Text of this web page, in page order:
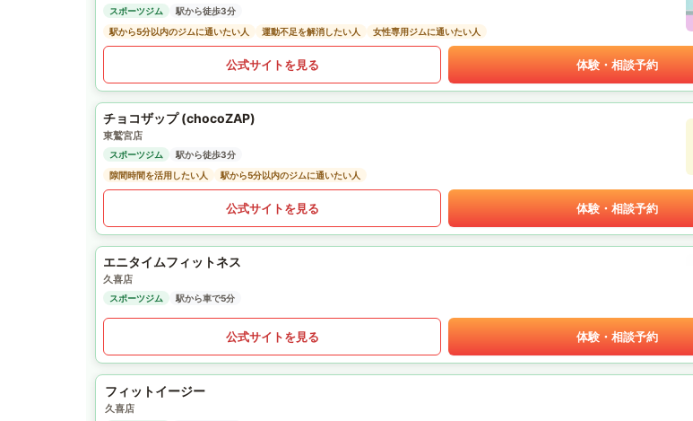
スポーツジム
駅から徒歩3分
駅から5分以内のジムに通いたい人
運動不足を解消したい人 女性専用ジムに通いたい人
公式サイトを見る 体験・相談予約
チョコザップ (chocoZAP)
東鷲宮店
スポーツジム
駅から徒歩3分
隙間時間を活用したい人
駅から5分以内のジムに通いたい人
公式サイトを見る 体験・相談予約
エニタイムフィットネス
久喜店
スポーツジム 駅から車で5分
公式サイトを見る 体験・相談予約
フィットイージー
久喜店